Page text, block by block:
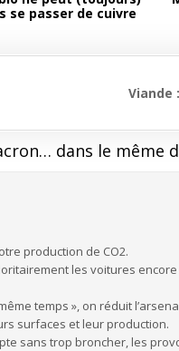
se passer de cuivre
Viande
dans le même
production de CO2.
les voitures
temps », on réduit
surfaces et leur production.
sans trop broncher, les